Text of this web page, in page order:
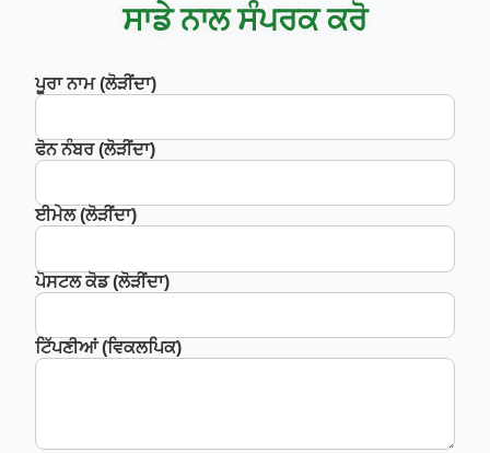
ਸਾਡੇ ਨਾਲ ਸੰਪਰਕ ਕਰੋ
ਪੂਰਾ ਨਾਮ (ਲੋੜੀਂਦਾ)
ਫੋਨ ਨੰਬਰ (ਲੋੜੀਂਦਾ)
ਈਮੇਲ (ਲੋੜੀਂਦਾ)
ਪੋਸਟਲ ਕੋਡ (ਲੋੜੀਂਦਾ)
ਟਿੱਪਣੀਆਂ (ਵਿਕਲਪਿਕ)